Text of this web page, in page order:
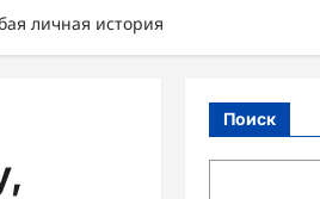
личная история
Поиск